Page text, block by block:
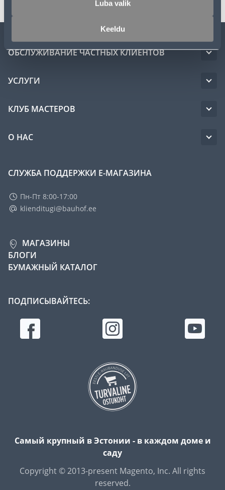
Luba valik
Keeldu
ОБСЛУЖИВАНИЕ ЧАСТНЫХ КЛИЕНТОВ
УСЛУГИ
КЛУБ МАСТЕРОВ
О НАС
СЛУЖБА ПОДДЕРЖКИ Е-МАГАЗИНА
Пн-Пт 8:00-17:00
klienditugi@bauhof.ee
МАГАЗИНЫ
БЛОГИ
БУМАЖНЫЙ КАТАЛОГ
ПОДПИСЫВАЙТЕСЬ:
Самый крупный в Эстонии - в каждом доме и
саду
Copyright © 2013-present Magento, Inc. All rights
reserved.